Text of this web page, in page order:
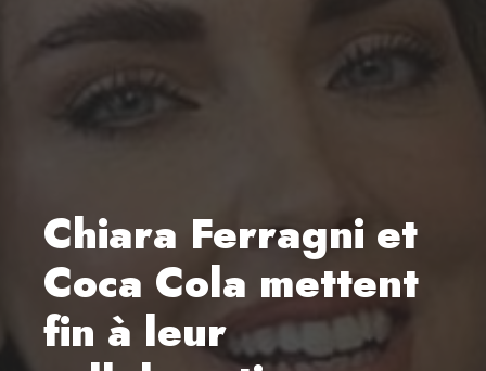
Chiara Ferragni et
Coca Cola mettent
fin à leur